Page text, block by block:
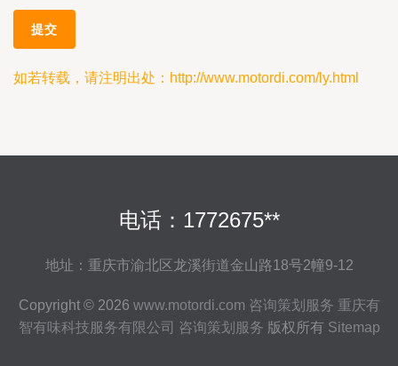
如若转载，请注明出处：http://www.motordi.com/ly.html
电话：1772675**
地址：重庆市渝北区龙溪街道金山路18号2幢9-12
Copyright © 2026 www.motordi.com 咨询策划服务 重庆有
智有味科技服务有限公司 咨询策划服务 版权所有 Sitemap